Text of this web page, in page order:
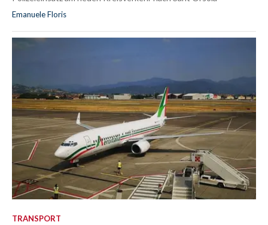
Emanuele Floris
TRANSPORT